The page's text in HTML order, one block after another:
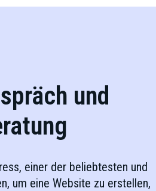
und
einer der beliebtesten und
um eine Website zu erstellen,